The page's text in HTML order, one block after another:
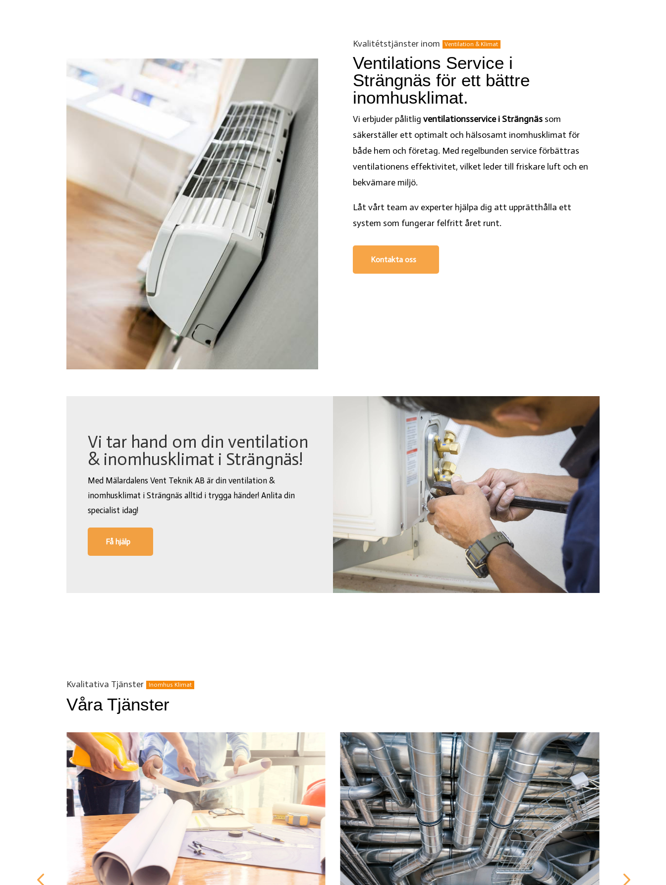
Kvalitétstjänster inom Ventilation & Klimat
Ventilations Service i
Strängnäs för ett bättre
inomhusklimat.
Vi erbjuder pålitlig ventilationsservice i Strängnässom
säkerställer ett optimalt och hälsosamt inomhusklimat för
både hem och företag. Med regelbunden service förbättras
ventilationens effektivitet, vilket leder till friskare luft och en
bekvämare miljö.
Låt vårt team av experter hjälpa dig att upprätthålla ett
system som fungerar felfritt året runt.
Kontakta oss
Vi tar hand om din ventilation
& inomhusklimat i Strängnäs!
Med Mälardalens Vent Teknik AB är din ventilation &
inomhusklimat i Strängnäs alltid i trygga händer! Anlita din
specialist idag!
Få hjälp
Kvalitativa Tjänster Inomhus Klimat
Våra Tjänster